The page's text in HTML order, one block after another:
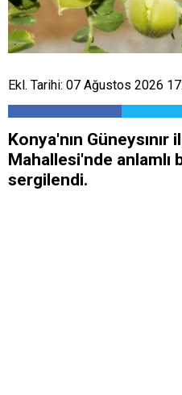
Ekl. Tarihi: 07 Ağustos 2026
Konya'nın Güneysınır
Mahallesi'nde anlamlı
sergilendi.